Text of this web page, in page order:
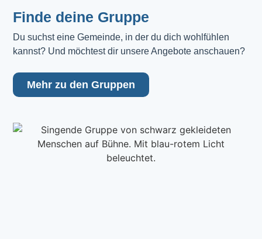
Finde deine Gruppe
Du suchst eine Gemeinde, in der du dich wohlfühlen
kannst? Und möchtest dir unsere Angebote anschauen?
Mehr zu den Gruppen